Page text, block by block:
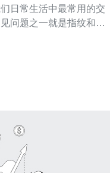
日常生活中最常用的交
问题之一就是指纹和油
防指纹油的出现解决了